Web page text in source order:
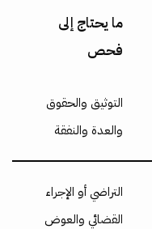
ما يحتاج إلى
فحص
التوثيق والحقوق
والعدة والنفقة
التراضي أو الإجراء
القضائي والعوض